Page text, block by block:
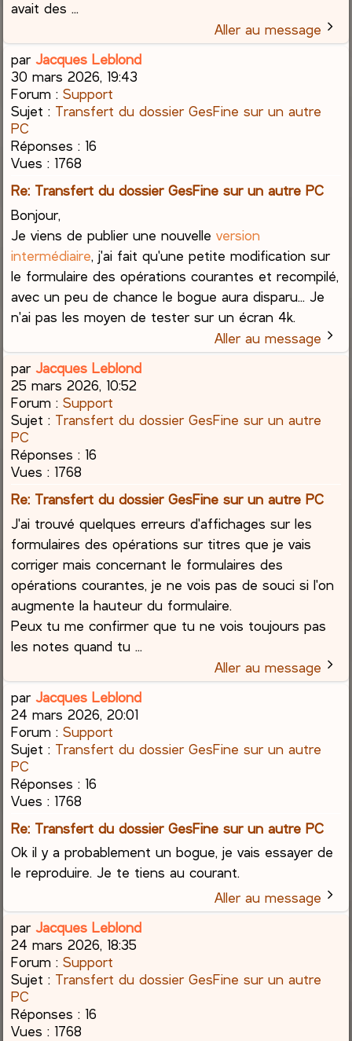
avait des ...
Aller au message
parJacques Leblond
30 mars 2026, 19:43
Forum :Support
Sujet : Transfert du dossier GesFine sur un autre
PC
Réponses : 16
Vues : 1768
Re: Transfert du dossier GesFine sur un autre PC
Bonjour,
Je viens de publier une nouvelleversion
intermédiaire, j'ai fait qu'une petite modification sur
le formulaire des opérations courantes et recompilé,
avec un peu de chance le bogue aura disparu... Je
n'ai pas les moyen de tester sur un écran 4k.
Aller au message
parJacques Leblond
25 mars 2026, 10:52
Forum :Support
Sujet : Transfert du dossier GesFine sur un autre
PC
Réponses : 16
Vues : 1768
Re: Transfert du dossier GesFine sur un autre PC
J'ai trouvé quelques erreurs d'affichages sur les
formulaires des opérations sur titres que je vais
corriger mais concernant le formulaires des
opérations courantes, je ne vois pas de souci si l'on
augmente la hauteur du formulaire.
Peux tu me confirmer que tu ne vois toujours pas
les notes quand tu ...
Aller au message
parJacques Leblond
24 mars 2026, 20:01
Forum :Support
Sujet : Transfert du dossier GesFine sur un autre
PC
Réponses : 16
Vues : 1768
Re: Transfert du dossier GesFine sur un autre PC
Ok il y a probablement un bogue, je vais essayer de
le reproduire. Je te tiens au courant.
Aller au message
parJacques Leblond
24 mars 2026, 18:35
Forum :Support
Sujet : Transfert du dossier GesFine sur un autre
PC
Réponses : 16
Vues : 1768